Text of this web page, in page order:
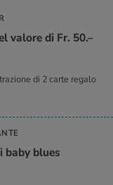
valore di Fr. 50.–
di 2 carte regalo
baby blues